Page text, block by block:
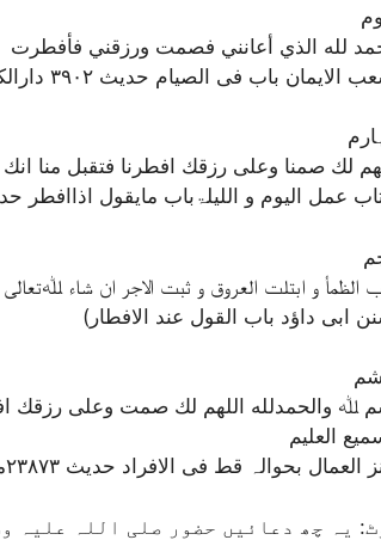
لله الذي أعانني فصمت ورزقني فأفطرت
لك صمنا وعلی رزقك افطرنا فتقبل منا انك
الظمأ و ابتلت العروق و ثبت الاجر ان شاء ﷲتعالی
ﷲ والحمدلله اللھم لك صمت وعلی رزقك
العلیم
یہ چھ دعائیں حضور صلی اللہ علیہ